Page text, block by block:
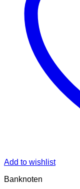
Add to wishlist
Banknoten